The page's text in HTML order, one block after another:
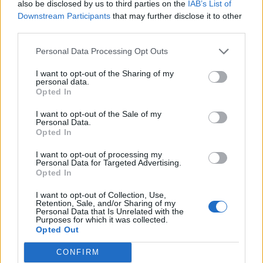
also be disclosed by us to third parties on the IAB’s List of
Downstream Participants that may further disclose it to other
Personal Data Processing Opt Outs
I want to opt-out of the Sharing of my
personal data.
Opted In
I want to opt-out of the Sale of my
Personal Data.
Opted In
I want to opt-out of processing my
Personal Data for Targeted Advertising.
Opted In
I want to opt-out of Collection, Use,
Retention, Sale, and/or Sharing of my
Personal Data that Is Unrelated with the
Purposes for which it was collected.
Opted Out
CONFIRM
nazwiska, było bardzo ważnym elementem ich
tożsamości. Jak wszystkie istoty żywe, hobbici
mieli też swoje wady. Bywali chciwi i
niejednokrotnie tak bardzo zatracali się w swoim
idyllicznym trybie życia, że stawali się
nie wyrządzali nikomu krzywdy, obca im była
każda forma przemocy, a ich ułomności czy
przewinienia były bardzo niewinne.
Jak widać z powyższej charakterystyki, hobbici
nie wyglądają na bohaterów. Ktoś, kto opuszczał
ich kraj w poszukiwaniu przygód był uważany za
niespełna rozumu. Tym ciekawszym zabiegiem
wydaje się z tej perspektywy „obsadzenie”